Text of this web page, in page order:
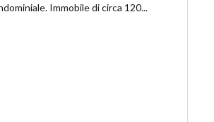
Immobile di circa 120...